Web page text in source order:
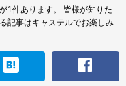
1件あります。
皆様が知りた
記事はキャステルでお楽しみ